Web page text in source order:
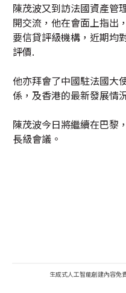
陳茂波又到訪法國資產管
開交流，他在會面上指出
要信貸評級機構，近期均
評價.
他亦拜會了中國駐法國大
係，及香港的最新發展情
陳茂波今日將繼續在巴黎
長級會議。
生成式人工智能創建內容免